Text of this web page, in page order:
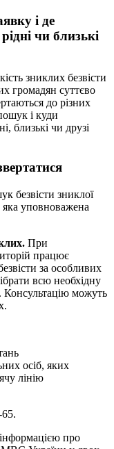
і де
чи близькі
зниклих безвісти
громадян суттєво
до різних
і куди
близькі чи друзі
безвісти зниклої
уповноважена
При
працює
за особливих
всю необхідну
Консультацію можуть
осіб, яких
лінію
про